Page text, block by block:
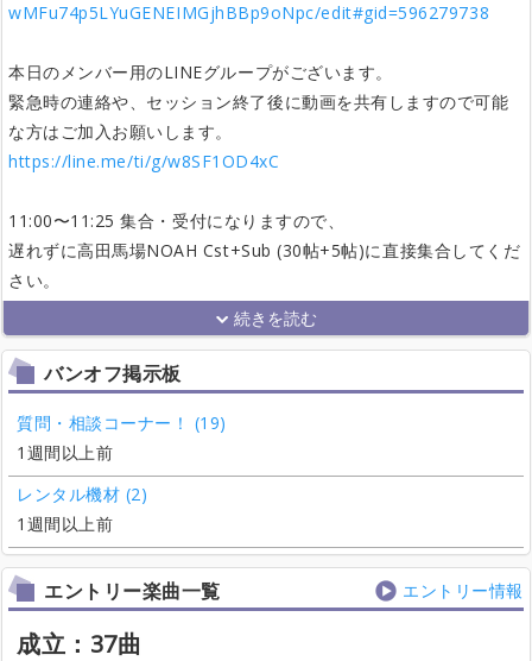
wMFu74p5LYuGENEIMGjhBBp9oNpc/edit#gid=596279738
本日のメンバー用のLINEグループがございます。
緊急時の連絡や、セッション終了後に動画を共有しますので可能
な方はご加入お願いします。
https://line.me/ti/g/w8SF1OD4xC
11:00〜11:25 集合・受付になりますので、
遅れずに高田馬場NOAH Cst+Sub (30帖+5帖)に直接集合してくだ
さい。
バンオフ掲示板
質問・相談コーナー！ (19)
1週間以上前
レンタル機材 (2)
1週間以上前
エントリー楽曲一覧 エントリー情報
成立：37曲